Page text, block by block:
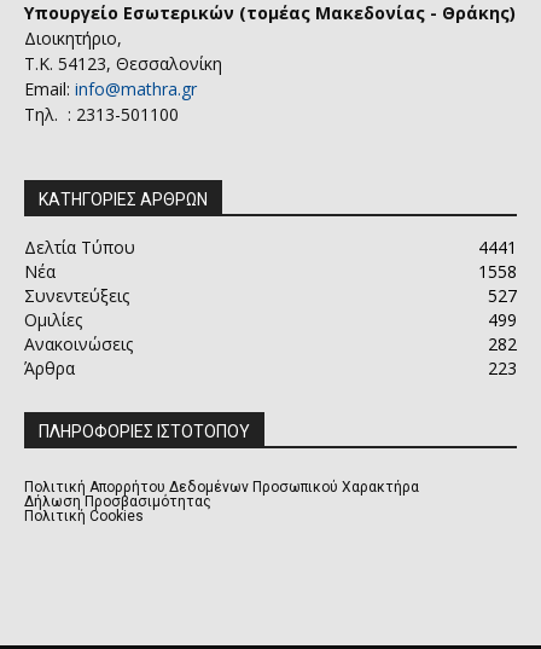
Υπουργείο Εσωτερικών (τομέας Μακεδονίας - Θράκης)
Διοικητήριο,
Τ.Κ. 54123, Θεσσαλονίκη
Email: info@mathra.gr
Τηλ. : 2313-501100
ΚΑΤΗΓΟΡΙΕΣ ΑΡΘΡΩΝ
Δελτία Τύπου
4441
Νέα
1558
Συνεντεύξεις
527
Ομιλίες
499
Ανακοινώσεις
282
Άρθρα
223
ΠΛΗΡΟΦΟΡΙΕΣ ΙΣΤΟΤΟΠΟΥ
Πολιτική Απορρήτου Δεδομένων Προσωπικού Χαρακτήρα
Δήλωση Προσβασιμότητας
Πολιτική Cookies